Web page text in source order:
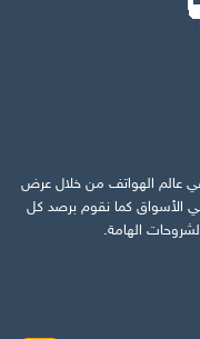
عالم الهواتف من خلال عرض
الأسواق كما نقوم برصد كل
الهامة.